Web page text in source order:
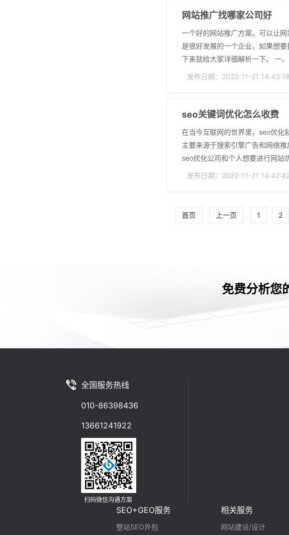
网站推广找哪家公司好
一个好的网站推广方案，可以让
是很好发展的一个企业，如果想
下来就给大家详细解析一下。 一
发布日期：2022-11-21 14:43:18
seo关键词优化怎么收费
在当今互联网的世界里，seo优化
主要来源于搜索引擎广告和网络
seo优化公司和个人想要进行网站
发布日期：2022-11-21 14:42:42
首页 上一页 1 2
免费分析您
全国服务热线
010-86398436
13661241922
扫码微信沟通方案
SEO+GEO服务
整站SEO外包
相关服务
网站建设/设计